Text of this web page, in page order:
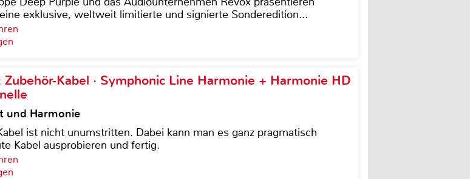
exklusive, weltweit limitierte und signierte Sonderedition...
Zubehör-Kabel · Symphonic Line Harmonie + Harmonie HD
und Harmonie
ist nicht unumstritten. Dabei kann man es ganz pragmatisch
Kabel ausprobieren und fertig.